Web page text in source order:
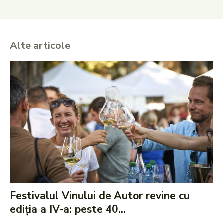
Alte articole
Festivalul Vinului de Autor revine cu
ediția a IV-a: peste 40...